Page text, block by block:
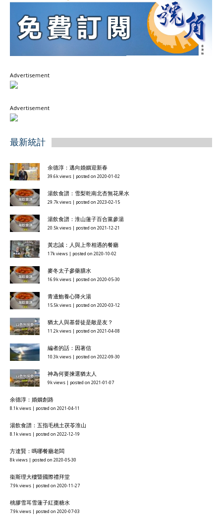
Advertisement
Advertisement
最新統計
余德淳：邁向婚姻迎新春
39.6k views | posted on 2020-01-02
湯飲食譜：雪梨乾南北杏無花果水
29.7k views | posted on 2023-02-15
湯飲食譜：淮山蓮子百合黨參湯
20.5k views | posted on 2021-12-21
黃志誠：人與上帝相遇的餐廳
17k views | posted on 2020-10-02
麥冬太子參藥膳水
16.9k views | posted on 2020-05-30
青邊鮑養心降火湯
15.5k views | posted on 2020-03-12
猶太人與基督徒是敵是友？
11.2k views | posted on 2021-04-08
編者的話：因著信
10.3k views | posted on 2022-09-30
神為何要揀選猶太人
9k views | posted on 2021-01-07
余德淳：婚姻創路
8.1k views | posted on 2021-04-11
湯飲食譜：五指毛桃土茯苓淮山
8.1k views | posted on 2022-12-19
方達賢：嗎哪餐廳老闆
8k views | posted on 2020-05-30
衞斯理大樓暨國際禮拜堂
7.9k views | posted on 2020-11-27
桃膠雪耳雪蓮子紅棗糖水
7.9k views | posted on 2020-07-03